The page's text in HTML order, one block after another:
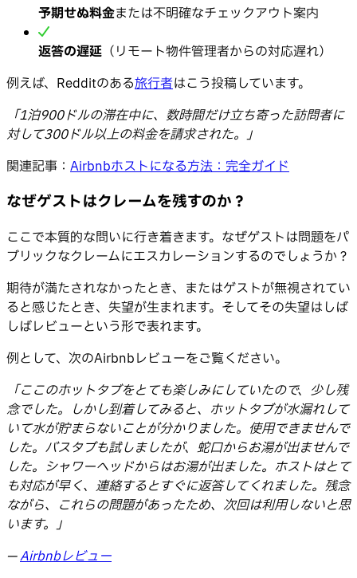
予期せぬ料金または不明確なチェックアウト案内
返答の遅延 （リモート物件管理者からの対応遅れ）
例えば、Redditのある旅行者はこう投稿しています。
「1泊900ドルの滞在中に、数時間だけ立ち寄った訪問者に
対して300ドル以上の料金を請求された。」
関連記事： Airbnbホストになる方法：完全ガイド
なぜゲストはクレームを残すのか？
ここで本質的な問いに行き着きます。なぜゲストは問題をパ
ブリックなクレームにエスカレーションするのでしょうか？
期待が満たされなかったとき、またはゲストが無視されてい
ると感じたとき、失望が生まれます。そしてその失望はしば
しばレビューという形で表れます。
例として、次のAirbnbレビューをご覧ください。
「ここのホットタブをとても楽しみにしていたので、少し残
念でした。しかし到着してみると、ホットタブが水漏れして
いて水が貯まらないことが分かりました。使用できませんで
した。バスタブも試しましたが、蛇口からお湯が出ませんで
した。シャワーヘッドからはお湯が出ました。ホストはとて
も対応が早く、連絡するとすぐに返答してくれました。残念
ながら、これらの問題があったため、次回は利用しないと思
います。」
—Airbnbレビュー